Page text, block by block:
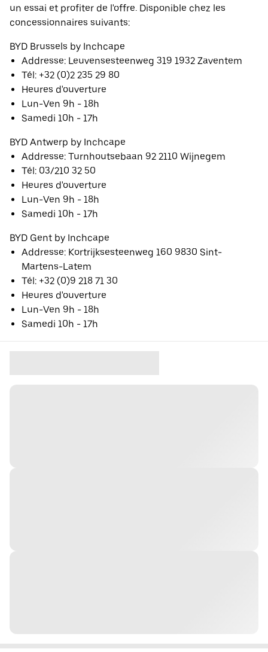
un essai et profiter de l'offre. Disponible chez les
concessionnaires suivants:
BYD Brussels by Inchcape
Addresse: Leuvensesteenweg 319 1932 Zaventem
Tél: +32 (0)2 235 29 80
Heures d'ouverture
Lun-Ven 9h - 18h
Samedi 10h - 17h
BYD Antwerp by Inchcape
Addresse: Turnhoutsebaan 92 2110 Wijnegem
Tél: 03/210 32 50
Heures d'ouverture
Lun-Ven 9h - 18h
Samedi 10h - 17h
BYD Gent by Inchcape
Addresse: Kortrijksesteenweg 160 9830 Sint-
Martens-Latem
Tél: +32 (0)9 218 71 30
Heures d'ouverture
Lun-Ven 9h - 18h
Samedi 10h - 17h